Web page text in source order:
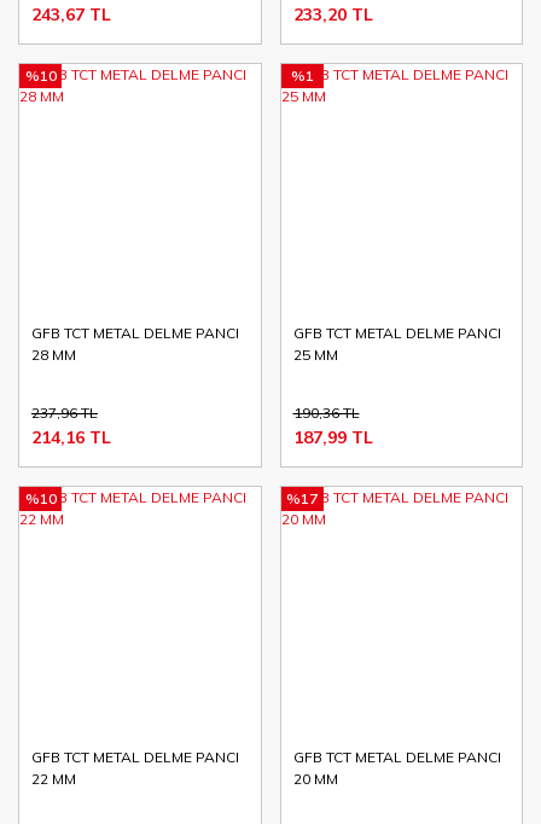
243,67 TL 233,20 TL
GFB TCT METAL DELME PANCI
28 MM
%10
237,96 TL
214,16 TL
GFB TCT METAL DELME PANCI
25 MM
%1
190,36 TL
187,99 TL
GFB TCT METAL DELME PANCI
22 MM
%10
GFB TCT METAL DELME PANCI
20 MM
%17